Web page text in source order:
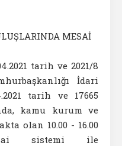
MESAİ
tarih ve 2021/8
İdari
tarih ve 17665
kamu kurum ve
olan 10.00 - 16.00
sistemi ile